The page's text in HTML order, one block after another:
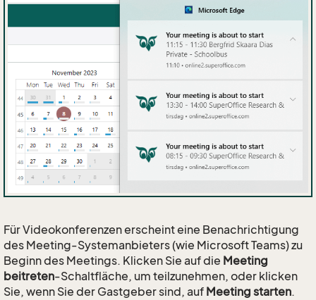
Für Videokonferenzen erscheint eine Benachrichtigung
des Meeting-Systemanbieters (wie Microsoft Teams) zu
Beginn des Meetings. Klicken Sie auf die Meeting
beitreten-Schaltfläche, um teilzunehmen, oder klicken
Sie, wenn Sie der Gastgeber sind, auf Meeting starten.